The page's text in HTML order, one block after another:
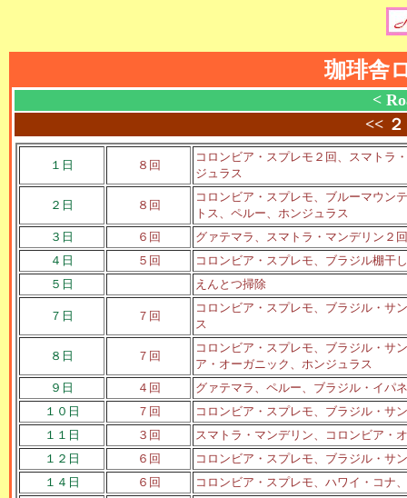
珈琲舎
<
<<
１日 ８回
コロンビア・スプレモ２回、スマトラ
ジュラス
２日 ８回
コロンビア・スプレモ、ブルーマウン
トス、ペルー、ホンジュラス
３日
６回
グァテマラ、スマトラ・マンデリン２
４日
５回
コロンビア・スプレモ、ブラジル棚干
５日
えんとつ掃除
７日 ７回
コロンビア・スプレモ、ブラジル・サ
ス
８日 ７回
コロンビア・スプレモ、ブラジル・サ
ア・オーガニック、ホンジュラス
９日
４回
グァテマラ、ペルー、ブラジル・イパ
１０日
７回
コロンビア・スプレモ、ブラジル・サ
１１日
３回
スマトラ・マンデリン、コロンビア・
１２日
６回
コロンビア・スプレモ、ブラジル・サ
１４日
６回
コロンビア・スプレモ、ハワイ・コナ